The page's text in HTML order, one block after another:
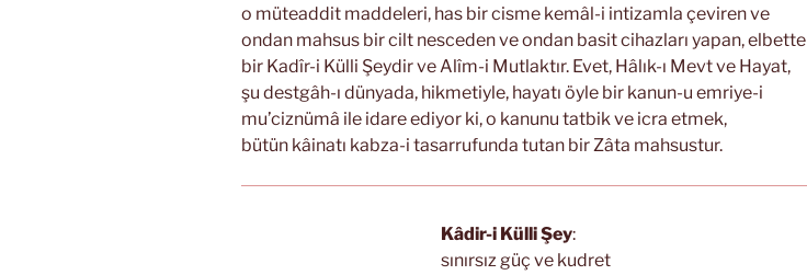
o müteaddit maddeleri, has bir cisme kemâl-i intizamla çeviren ve
ondan mahsus bir cilt nesceden ve ondan basit cihazları yapan, elbette
bir Kadîr-i Külli Şeydir ve Alîm-i Mutlaktır. Evet, Hâlık-ı Mevt ve Hayat,
şu destgâh-ı dünyada, hikmetiyle, hayatı öyle bir kanun-u emriye-i
mu’ciznümâ ile idare ediyor ki, o kanunu tatbik ve icra etmek,
bütün kâinatı kabza-i tasarrufunda tutan bir Zâta mahsustur.
Kâdir-i Külli Şey:
sınırsız güç ve kudret